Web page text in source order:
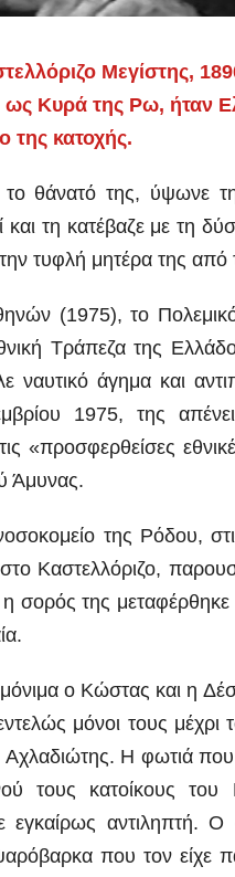
Μεγίστης,
ως Κυρά της Ρω, ήταν
της κατοχής.
θάνατό της, ύψωνε
τη κατέβαζε με τη
τυφλή μητέρα της
(1975), το
Τράπεζα της
ναυτικό άγημα και
1975, της
«προσφερθείσες
Άμυνας.
της Ρόδου,
Καστελλόριζο,
σορός της
ο Κώστας και η
μόνοι τους μέχρι
Η φωτιά που
τους κατοίκους του
εγκαίρως αντιληπτή.
που τον είχε